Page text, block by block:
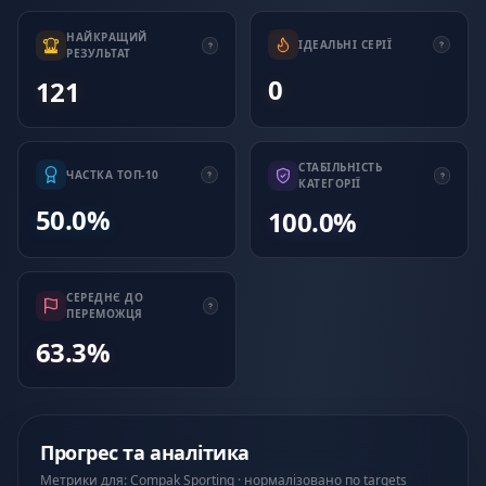
НАЙКРАЩИЙ
РЕЗУЛЬТАТ
121
ІДЕАЛЬНІ СЕРІЇ
0
ЧАСТКА ТОП-10
50.0%
СТАБІЛЬНІСТЬ
КАТЕГОРІЇ
100.0%
СЕРЕДНЄ ДО
ПЕРЕМОЖЦЯ
63.3%
Прогрес та аналітика
Метрики для: Compak Sporting · нормалізовано по targets